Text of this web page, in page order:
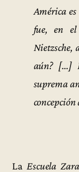
América
fue, en el
Nietzsche,
aún? […]
suprema
concepción
La Escuela